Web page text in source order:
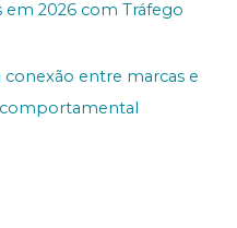
em 2026 com Tráfego
entre marcas e